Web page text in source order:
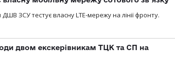
ЗСУ тестує власну LTE-мережу на лінії фронту.
двом екскерівникам ТЦК та СП на